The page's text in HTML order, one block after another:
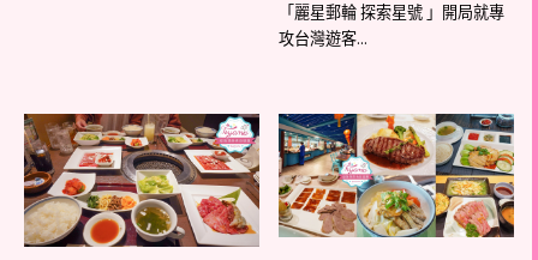
「麗星郵輪 探索星號 」開局就專
攻台灣遊客...